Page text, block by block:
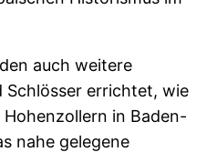
auch weitere
Schlösser errichtet, wie
in Baden-
nahe gelegene